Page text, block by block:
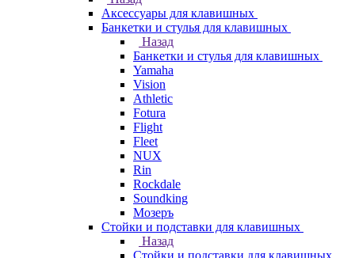
Аксессуары для клавишных
Банкетки и стулья для клавишных
Назад
Банкетки и стулья для клавишных
Yamaha
Vision
Athletic
Fotura
Flight
Fleet
NUX
Rin
Rockdale
Soundking
Мозеръ
Стойки и подставки для клавишных
Назад
Стойки и подставки для клавишных